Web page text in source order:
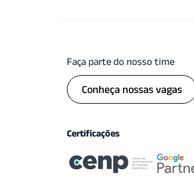
Faça parte do nosso time
Conheça nossas vagas
Certificações